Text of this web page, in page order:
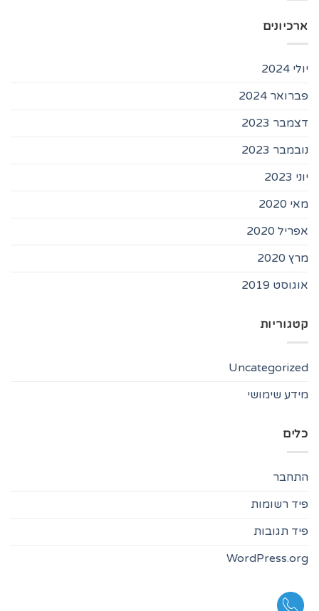
ארכיונים
יולי 2024
פברואר 2024
דצמבר 2023
נובמבר 2023
יוני 2023
מאי 2020
אפריל 2020
מרץ 2020
אוגוסט 2019
קטגוריות
Uncategorized
מידע שימושי
כלים
התחבר
פיד רשומות
פיד תגובות
WordPress.org